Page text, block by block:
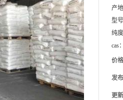
产
型
纯
cas
价
发
更